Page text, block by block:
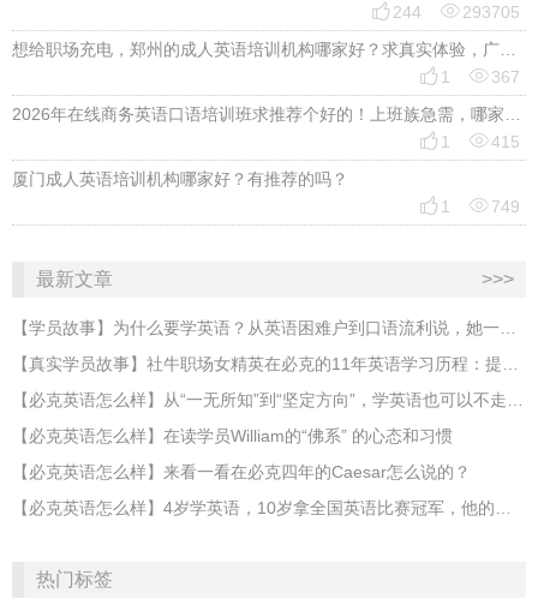
 244 293705
想给职场充电，郑州的成人英语培训机构哪家好？求真实体验，广告勿扰，感谢！
 1 367
2026年在线商务英语口语培训班求推荐个好的！上班族急需，哪家好？
 1 415
厦门成人英语培训机构哪家好？有推荐的吗？
 1 749
最新文章 >>>
【学员故事】为什么要学英语？从英语困难户到口语流利说，她一直保持着随时随地快乐学英语的初衷
【真实学员故事】社牛职场女精英在必克的11年英语学习历程：提升的是英语，改变的是人生！
【必克英语怎么样】从“一无所知”到“坚定方向”，学英语也可以不走寻常路
【必克英语怎么样】在读学员William的“佛系” 的心态和习惯
【必克英语怎么样】来看一看在必克四年的Caesar怎么说的？
【必克英语怎么样】4岁学英语，10岁拿全国英语比赛冠军，他的优秀值得你尖叫！
热门标签